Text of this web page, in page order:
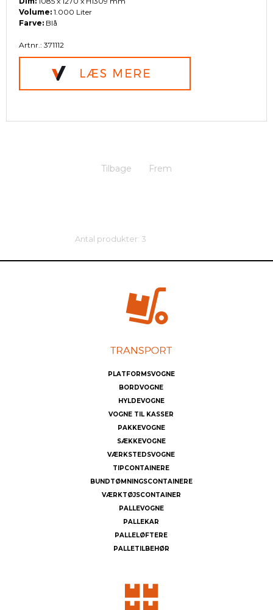
Volume: 1.000 Liter
Farve: Blå
Artnr.: 371112
Tilbage Frem
Antal produkter: 3
PLATFORMSVOGNE
BORDVOGNE
HYLDEVOGNE
VOGNE TIL KASSER
PAKKEVOGNE
SÆKKEVOGNE
VÆRKSTEDSVOGNE
TIPCONTAINERE
BUNDTØMNINGSCONTAINERE
VÆRKTØJSCONTAINER
PALLEVOGNE
PALLEKAR
PALLELØFTERE
PALLETILBEHØR